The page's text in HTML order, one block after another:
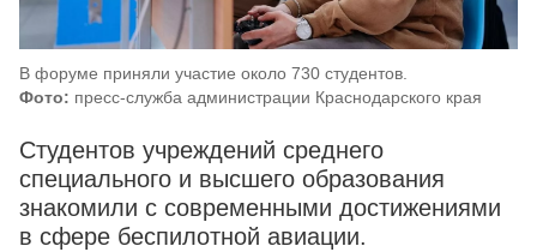
В форуме приняли участие около 730 студентов.
Фото: пресс-служба администрации Краснодарского края
Студентов учреждений среднего
специального и высшего образования
знакомили с современными достижениями
в сфере беспилотной авиации.